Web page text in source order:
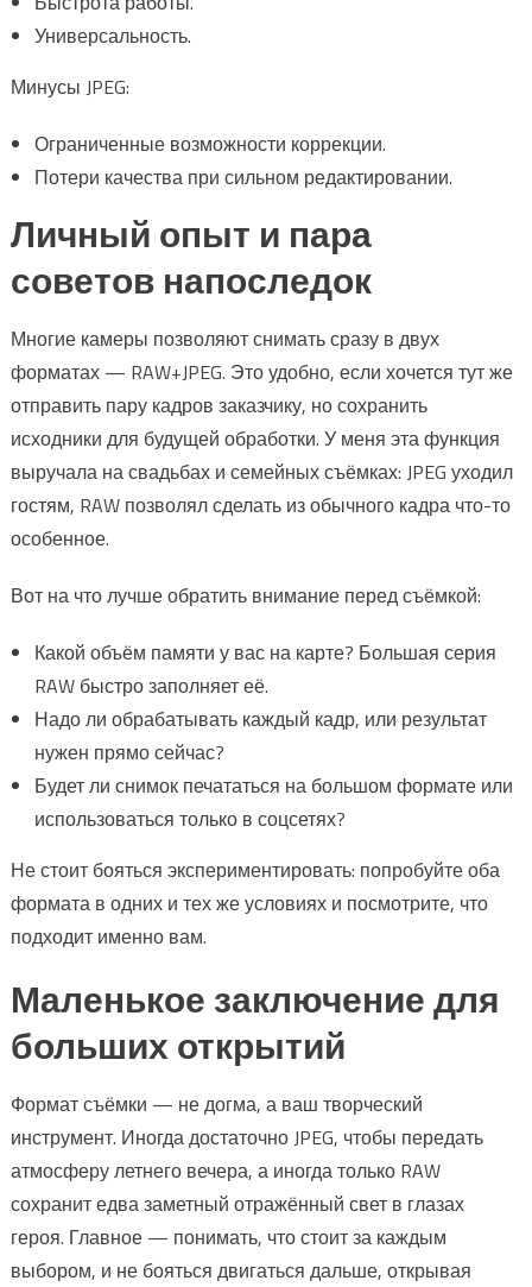
Универсальность.
Минусы JPEG:
Ограниченные возможности коррекции.
Потери качества при сильном редактировании.
Личный опыт и пара
советов напоследок
Многие камеры позволяют снимать сразу в двух
форматах — RAW+JPEG. Это удобно, если хочется тут же
отправить пару кадров заказчику, но сохранить
исходники для будущей обработки. У меня эта функция
выручала на свадьбах и семейных съёмках: JPEG уходил
гостям, RAW позволял сделать из обычного кадра что-то
особенное.
Вот на что лучше обратить внимание перед съёмкой:
Какой объём памяти у вас на карте? Большая серия
RAW быстро заполняет её.
Надо ли обрабатывать каждый кадр, или результат
нужен прямо сейчас?
Будет ли снимок печататься на большом формате или
использоваться только в соцсетях?
Не стоит бояться экспериментировать: попробуйте оба
формата в одних и тех же условиях и посмотрите, что
подходит именно вам.
Маленькое заключение для
больших открытий
Формат съёмки — не догма, а ваш творческий
инструмент. Иногда достаточно JPEG, чтобы передать
атмосферу летнего вечера, а иногда только RAW
сохранит едва заметный отражённый свет в глазах
героя. Главное — понимать, что стоит за каждым
выбором, и не бояться двигаться дальше, открывая